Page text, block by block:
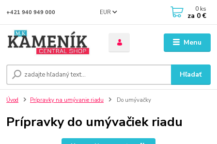
Menu
EUR
Hľadať
+421 940 949 000 0 ks
za 0 €
Úvod Prípravky na umývanie riadu Do umývačky
Prípravky do umývačiek riadu